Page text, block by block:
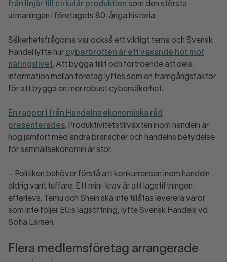
från linjär till cirkulär produktion som den största
utmaningen i företagets 80-åriga historia.
Säkerhetsfrågorna var också ett viktigt tema och Svensk
Handel lyfte hur cyberbrotten är ett växande hot mot
näringslivet. Att bygga tillit och förtroende att dela
information mellan företag lyftes som en framgångsfaktor
för att bygga en mer robust cybersäkerhet.
En rapport från Handelns ekonomiska råd
presenterades. Produktivitetstillväxten inom handeln är
hög jämfört med andra branscher och handelns betydelse
för samhällsekonomin är stor.
– Politiken behöver förstå att konkurrensen inom handeln
aldrig varit tuffare. Ett mini-krav är att lagstiftningen
efterlevs. Temu och Shein ska inte tillåtas leverera varor
som inte följer EU:s lagstiftning, lyfte Svensk Handels vd
Sofia Larsen.
Flera medlemsföretag arrangerade